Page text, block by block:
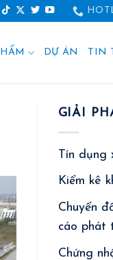
DỰ ÁN TIN
GIẢI
Tín dụng
Kiểm kê
Chuyển
cáo phát
Chứng